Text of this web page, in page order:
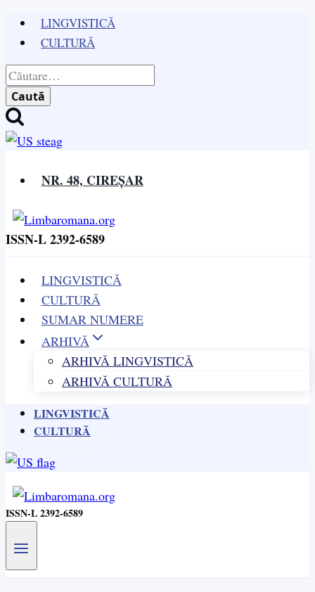
Skip
content
LINGVISTICĂ
CULTURĂ
Caută
după:
NR. 48, CIREȘAR
ISSN-L 2392-6589
LINGVISTICĂ
CULTURĂ
SUMAR NUMERE
ARHIVĂ
ARHIVĂ LINGVISTICĂ
ARHIVĂ CULTURĂ
LINGVISTICĂ
CULTURĂ
ISSN-L 2392-6589